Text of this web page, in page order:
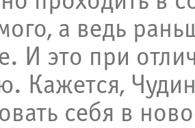
а ведь
И это при
Кажется,
себя в